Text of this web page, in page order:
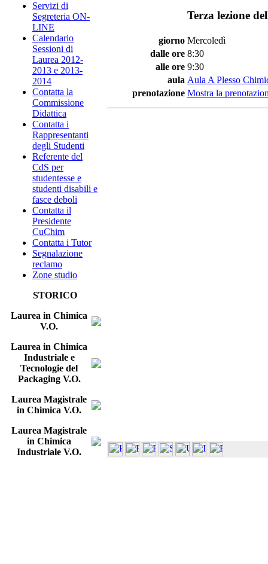
Servizi di
Segreteria ON-
LINE
Calendario
Sessioni di
Laurea 2012-
2013 e 2013-
2014
Contatta la
Commissione
Didattica
Contatta i
Rappresentanti
degli Studenti
Referente del
CdS per
studentesse e
studenti disabili e
fasce deboli
Contatta il
Presidente
CuChim
Contatta i Tutor
Segnalazione
reclamo
Zone studio
STORICO
Laurea in Chimica
V.O.
Laurea in Chimica
Industriale e
Tecnologie del
Packaging V.O.
Laurea Magistrale
in Chimica V.O.
Laurea Magistrale
in Chimica
Industriale V.O.
Terza lezione
giorno Mercoledì
dalle ore 8:30
alle ore 9:30
aula Aula A Plesso
prenotazione Mostra la